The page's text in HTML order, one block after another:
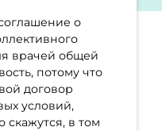
о
врачей общей
потому что
договор
условий,
скажутся, в том